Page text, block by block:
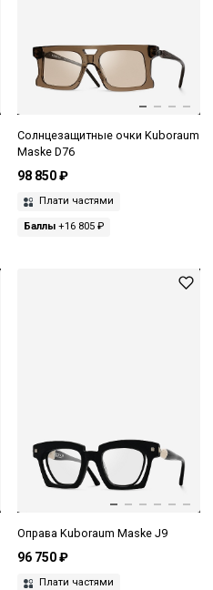
Солнцезащитные очки Kuboraum
Maske D76
98 850 ₽
Плати частями
Баллы+16 805 ₽
Оправа Kuboraum Maske J9
96 750 ₽
Плати частями